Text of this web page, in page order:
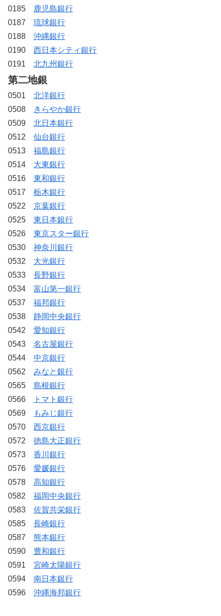
0185
鹿児島銀行
0187 琉球銀行
0188 沖縄銀行
0190 西日本シティ銀行
0191 北九州銀行
第二地銀
0501 北洋銀行
0508
きらやか銀行
0509 北日本銀行
0512 仙台銀行
0513 福島銀行
0514 大東銀行
0516 東和銀行
0517 栃木銀行
0522 京葉銀行
0525 東日本銀行
0526 東京スター銀行
0530 神奈川銀行
0532 大光銀行
0533 長野銀行
0534 富山第一銀行
0537 福邦銀行
0538 静岡中央銀行
0542 愛知銀行
0543 名古屋銀行
0544 中京銀行
0562 みなと銀行
0565 島根銀行
0566
トマト銀行
0569
もみじ銀行
0570 西京銀行
0572 徳島大正銀行
0573 香川銀行
0576 愛媛銀行
0578 高知銀行
0582 福岡中央銀行
0583 佐賀共栄銀行
0585 長崎銀行
0587 熊本銀行
0590 豊和銀行
0591 宮崎太陽銀行
0594 南日本銀行
0596 沖縄海邦銀行